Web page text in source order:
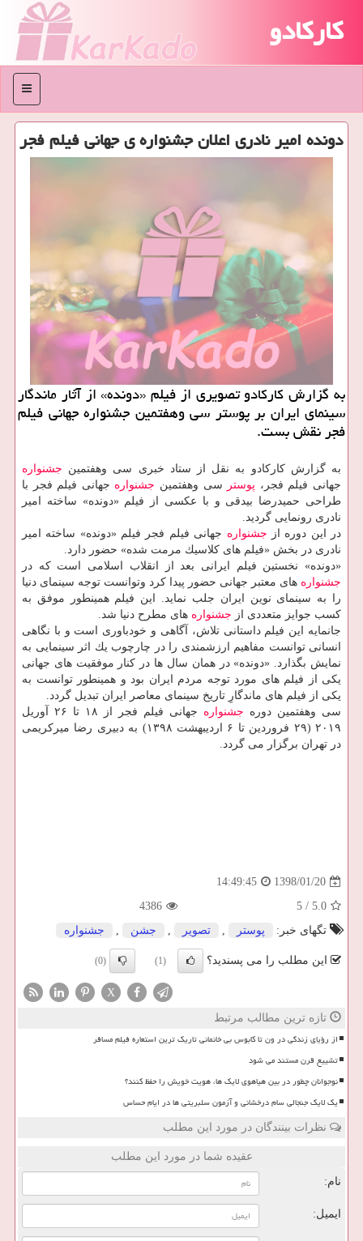
کارکادو
منو
دونده امیر نادری اعلان جشنواره ی جهانی فیلم فجر
به گزارش كاركادو تصویری از فیلم «دونده» از آثار ماندگار
سینمای ایران بر پوستر سی وهفتمین جشنواره جهانی فیلم
فجر نقش بست.
به گزارش كاركادو به نقل از ستاد خبری سی وهفتمین جشنواره
جهانی فیلم فجر، پوستر سی وهفتمین جشنواره جهانی فیلم فجر با
طراحی حمیدرضا بیدقی و با عكسی از فیلم «دونده» ساخته امیر
نادری رونمایی گردید.
در این دوره از جشنواره جهانی فیلم فجر فیلم «دونده» ساخته امیر
نادری در بخش «فیلم های كلاسیك مرمت شده» حضور دارد.
«دونده» نخستین فیلم ایرانی بعد از انقلاب اسلامی است كه در
جشنواره های معتبر جهانی حضور پیدا كرد وتوانست توجه سینمای دنیا
را به سینمای نوین ایران جلب نماید. این فیلم همینطور موفق به
كسب جوایز متعددی از جشنواره های مطرح دنیا شد.
جانمایه این فیلم داستانی تلاش، آگاهی و خودباوری است و با نگاهی
انسانی توانست مفاهیم ارزشمندی را در چارچوب یك اثر سینمایی به
نمایش بگذارد. «دونده» در همان سال ها در كنار موفقیت های جهانی
یكی از فیلم های مورد توجه مردم ایران بود و همینطور توانست به
یكی از فیلم های ماندگارِ تاریخ سینمای معاصر ایران تبدیل گردد.
سی وهفتمین دوره جشنواره
جهانی فیلم فجر از ۱۸ تا ۲۶ آوریل
۲۰۱۹ (۲۹ فروردین تا ۶ اردیبهشت ۱۳۹۸) به دبیری رضا میركریمی
در تهران برگزار می گردد.
1398/01/20
14:49:45
5.0
/
5
4386
تگهای خبر:
پوستر , تصویر , جشن , جشنواره
این مطلب را می پسندید؟ (1)
(0)
X
تازه ترین مطالب مرتبط
از رؤیای زندگی در ون تا کابوس بی خانمانی تاریک ترین استعاره فیلم مسافر
تشییع قرن مستند می شود
نوجوانان چطور در بین هیاهوی لایک ها، هویت خویش را حفظ کنند؟
یک لایک جنجالی سام درخشانی و آزمون سلبریتی ها در ایام حساس
نظرات بینندگان در مورد این مطلب
عقیده شما در مورد این مطلب
نام:
ایمیل: